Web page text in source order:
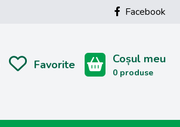
Facebook
Favorite Coșul meu
0 produse